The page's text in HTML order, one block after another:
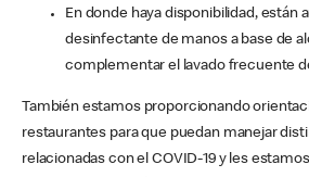
En donde haya disponibilidad, están
desinfectante de manos a base de
complementar el lavado frecuente
También estamos proporcionando
restaurantes para que puedan manejar
relacionadas con el COVID-19 y les